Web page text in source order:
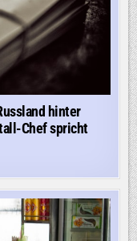
hinter
Chef spricht